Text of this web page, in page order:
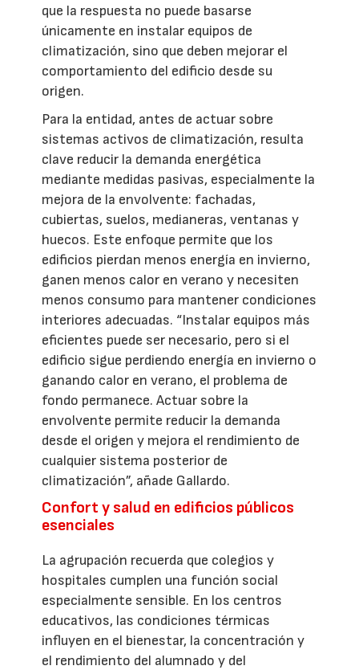
que la respuesta no puede basarse
únicamente en instalar equipos de
climatización, sino que deben mejorar el
comportamiento del edificio desde su
origen.
Para la entidad, antes de actuar sobre
sistemas activos de climatización, resulta
clave reducir la demanda energética
mediante medidas pasivas, especialmente la
mejora de la envolvente: fachadas,
cubiertas, suelos, medianeras, ventanas y
huecos. Este enfoque permite que los
edificios pierdan menos energía en invierno,
ganen menos calor en verano y necesiten
menos consumo para mantener condiciones
interiores adecuadas. “Instalar equipos más
eficientes puede ser necesario, pero si el
edificio sigue perdiendo energía en invierno o
ganando calor en verano, el problema de
fondo permanece. Actuar sobre la
envolvente permite reducir la demanda
desde el origen y mejora el rendimiento de
cualquier sistema posterior de
climatización”, añade Gallardo.
Confort y salud en edificios públicos
esenciales
La agrupación recuerda que colegios y
hospitales cumplen una función social
especialmente sensible. En los centros
educativos, las condiciones térmicas
influyen en el bienestar, la concentración y
el rendimiento del alumnado y del